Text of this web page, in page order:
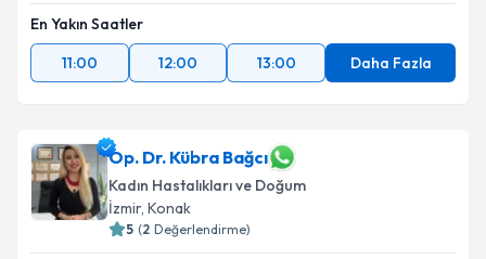
En Yakın Saatler
11:00
12:00 13:00 Daha Fazla
Op. Dr. Kübra Bağcı
Kadın Hastalıkları ve Doğum
İzmir, Konak
5 (2 Değerlendirme)